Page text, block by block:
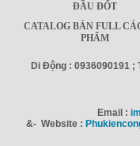
ĐẦU ĐỐT
CATALOG BẢN FULL
PHẨM
Di Động : 0936090191 ;
Email :
&- Website :